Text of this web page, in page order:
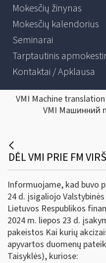
Mokesčių žinynas
Mokesčių kalendorius
Seminarai
Tarptautinis
Kontaktai / Apklausa
VMI Machine
VMI Машинний
Informuojame, kad buvo
24 d. įsigaliojo
Lietuvos Respublikos
2024 m. liepos 23 d.
pakeistos Kai kurių
apyvartos duomenų
Taisyklės), kuriose: